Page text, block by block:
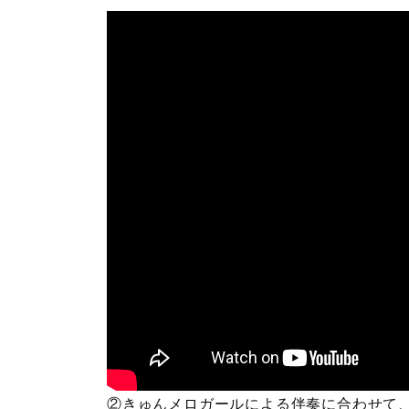
②きゅんメロガールによる伴奏に合わせて